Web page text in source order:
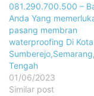
081.290.700.500 –
Anda Yang
pasang membran
waterproofing Di Kota
Tengah
01/06/2023
Similar post